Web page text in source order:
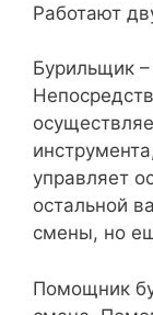
Работают
Бурильщик
управляет
остальной
смены, но
Помощник